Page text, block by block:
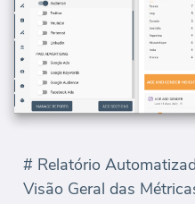
# Relatório
Visão Geral das